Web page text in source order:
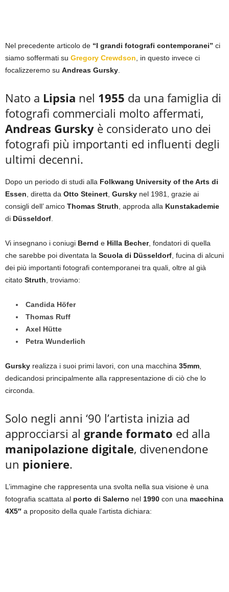
Nel precedente articolo de “I grandi fotografi contemporanei” ci
siamo soffermati su Gregory Crewdson, in questo invece ci
focalizzeremo su Andreas Gursky.
Nato a Lipsia nel 1955 da una famiglia di
fotografi commerciali molto affermati,
Andreas Gursky è considerato uno dei
fotografi più importanti ed influenti degli
ultimi decenni.
Dopo un periodo di studi alla Folkwang University of the Arts di
Essen, diretta da Otto Steinert, Gursky nel 1981, grazie ai
consigli dell’ amico Thomas Struth, approda alla Kunstakademie
di Düsseldorf.
Vi insegnano i coniugi Bernd e Hilla Becher, fondatori di quella
che sarebbe poi diventata la Scuola di Düsseldorf, fucina di alcuni
dei più importanti fotografi contemporanei tra quali, oltre al già
citato Struth, troviamo:
Candida Höfer
Thomas Ruff
Axel Hütte
Petra Wunderlich
Gursky realizza i suoi primi lavori, con una macchina 35mm,
dedicandosi principalmente alla rappresentazione di ciò che lo
circonda.
Solo negli anni ‘90 l’artista inizia ad
approcciarsi al grande formato ed alla
manipolazione digitale, divenendone
un pioniere.
L’immagine che rappresenta una svolta nella sua visione è una
fotografia scattata al porto di Salerno nel 1990 con una macchina
4X5″ a proposito della quale l’artista dichiara: